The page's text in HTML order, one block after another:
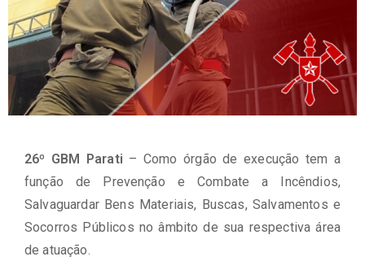
26º GBM Parati – Como órgão de execução tem a
função de Prevenção e Combate a Incêndios,
Salvaguardar Bens Materiais, Buscas, Salvamentos e
Socorros Públicos no âmbito de sua respectiva área
de atuação.